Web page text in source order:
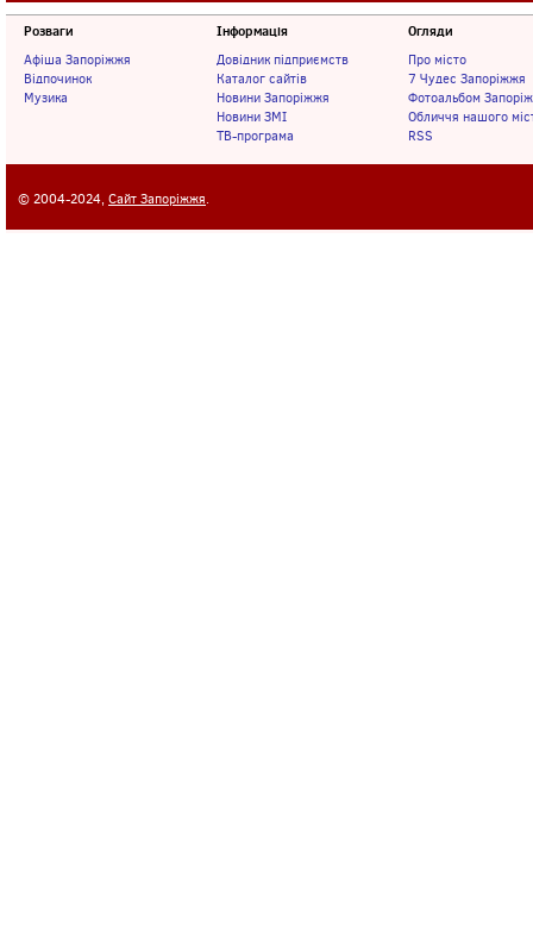
Розваги
Афіша Запоріжжя
Відпочинок
Музика
Інформація
Довідник підприємств
Каталог сайтів
Новини Запоріжжя
Новини ЗМІ
ТВ-програма
Огляди
Про місто
7 Чудес Запоріжжя
Фотоальбом
Обличчя нашого
RSS
© 2004-2024, Сайт Запоріжжя.